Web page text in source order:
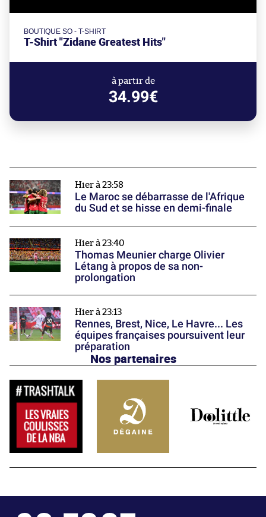
BOUTIQUE SO - T-SHIRT
T-Shirt "Zidane Greatest Hits"
à partir de
34.99€
Hier à 23:58
Le Maroc se débarrasse de l'Afrique
du Sud et se hisse en demi-finale
Hier à 23:40
Thomas Meunier charge Olivier
Létang à propos de sa non-
prolongation
Hier à 23:13
Rennes, Brest, Nice, Le Havre... Les
équipes françaises poursuivent leur
préparation
Nos partenaires